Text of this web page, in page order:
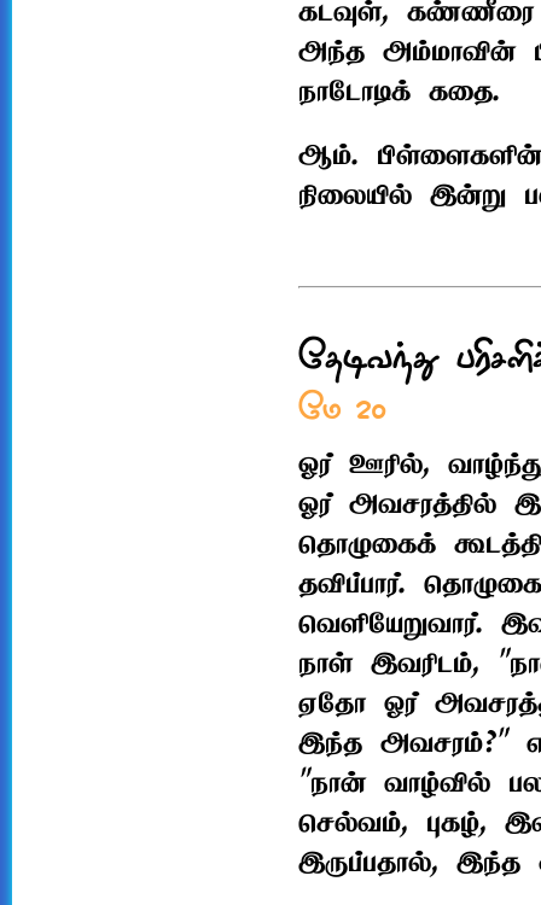
கடவுள், கண்ணீரை
அந்த அம்மாவின்
நாடோடிக் கதை.
ஆம்.
நிலையில் இன்று
தேடிவந்து
மே 20
ஓர் ஊரில்,
ஓர் அவசரத்தில்
தொழுகைக்
தவிப்பார்.
வெளியேறுவார்.
நாள் இவரிடம்,
ஏதோ ஓர்
இந்த அவசரம்?"
"நான் வாழ்வில்
செல்வம், புகழ்,
இருப்பதால், இந்த